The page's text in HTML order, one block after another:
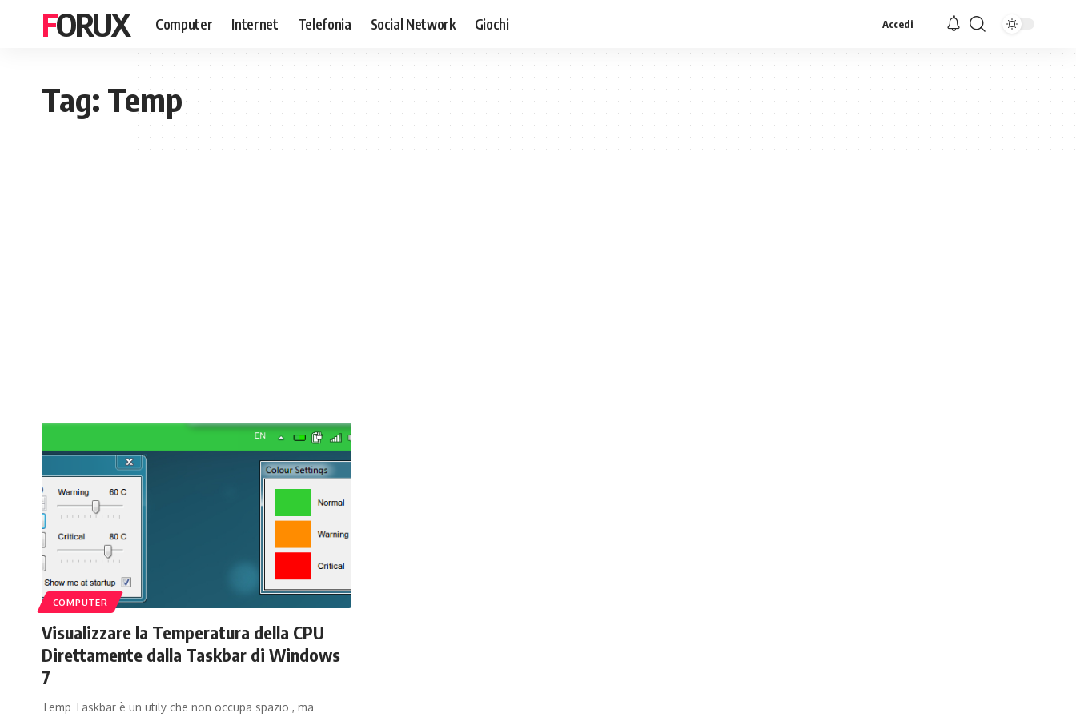
FORUX Computer Internet Telefonia Social Network Giochi Accedi
Tag:Temp
COMPUTER
Visualizzare la Temperatura della CPU
Direttamente dalla Taskbar di Windows
7
Temp Taskbar è un utily che non occupa spazio , ma